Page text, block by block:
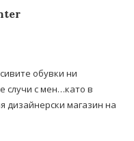
обувки ни
случи с мен…като в
дизайнерски магазин на